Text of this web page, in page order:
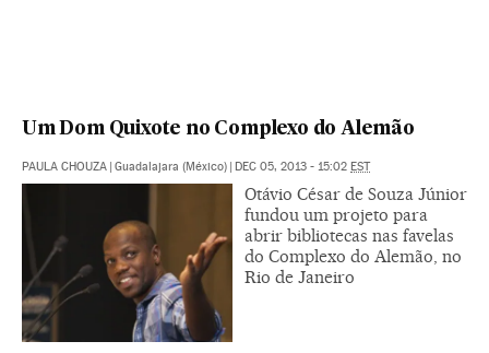
Um Dom Quixote no Complexo do Alemão
PAULA CHOUZA | Guadalajara (México) | DEC 05, 2013 - 15:02 EST
Otávio César de Souza Júnior
fundou um projeto para
abrir bibliotecas nas favelas
do Complexo do Alemão, no
Rio de Janeiro